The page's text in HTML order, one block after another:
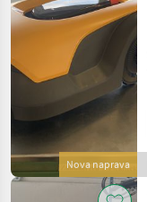
Nova naprava